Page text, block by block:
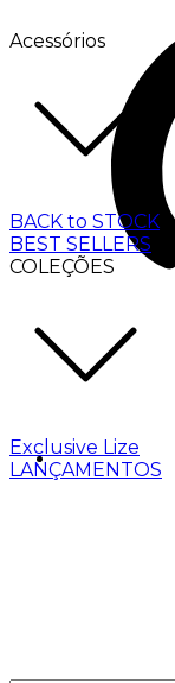
Acessórios
BACK to STOCK
BEST SELLERS
COLEÇÕES
Exclusive Lize
LANÇAMENTOS